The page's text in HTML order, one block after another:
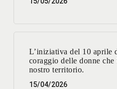
L’iniziativa del 10 aprile
coraggio delle donne che
nostro territorio.
15/04/2026